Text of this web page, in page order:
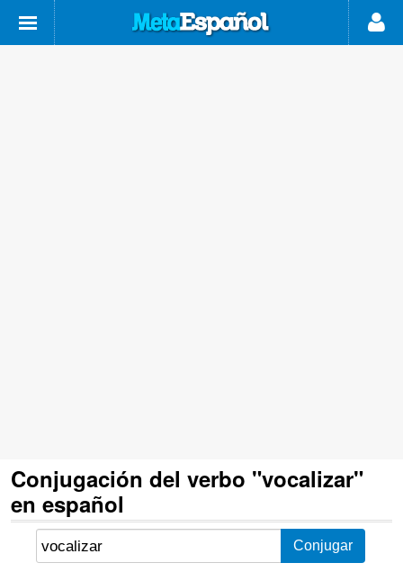
Conjugación del verbo "vocalizar"
en español